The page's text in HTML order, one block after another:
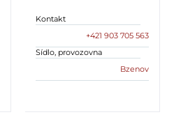
Kontakt
+421 903 705 563
Sídlo, provozovna
Bzenov